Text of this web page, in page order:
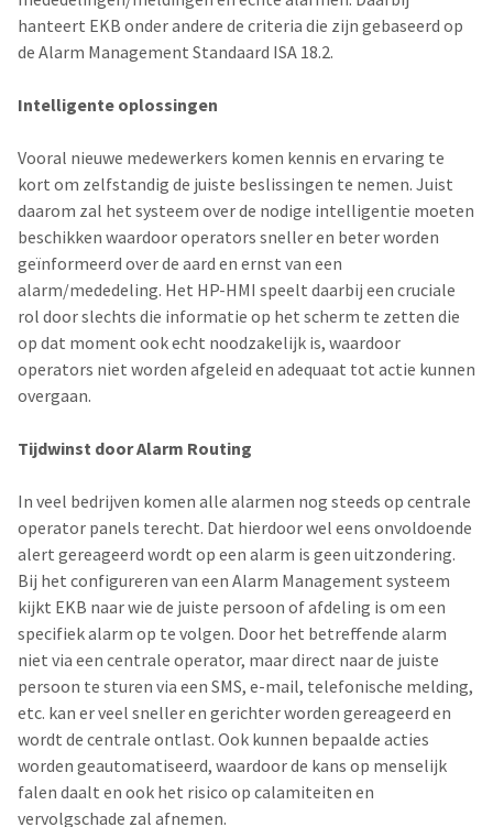
hanteert EKB onder andere de criteria die zijn gebaseerd op
de Alarm Management Standaard ISA 18.2.
Intelligente oplossingen
Vooral nieuwe medewerkers komen kennis en ervaring te
kort om zelfstandig de juiste beslissingen te nemen. Juist
daarom zal het systeem over de nodige intelligentie moeten
beschikken waardoor operators sneller en beter worden
geïnformeerd over de aard en ernst van een
alarm/mededeling. Het HP-HMI speelt daarbij een cruciale
rol door slechts die informatie op het scherm te zetten die
op dat moment ook echt noodzakelijk is, waardoor
operators niet worden afgeleid en adequaat tot actie kunnen
overgaan.
Tijdwinst door Alarm Routing
In veel bedrijven komen alle alarmen nog steeds op centrale
operator panels terecht. Dat hierdoor wel eens onvoldoende
alert gereageerd wordt op een alarm is geen uitzondering.
Bij het configureren van een Alarm Management systeem
kijkt EKB naar wie de juiste persoon of afdeling is om een
specifiek alarm op te volgen. Door het betreffende alarm
niet via een centrale operator, maar direct naar de juiste
persoon te sturen via een SMS, e-mail, telefonische melding,
etc. kan er veel sneller en gerichter worden gereageerd en
wordt de centrale ontlast. Ook kunnen bepaalde acties
worden geautomatiseerd, waardoor de kans op menselijk
falen daalt en ook het risico op calamiteiten en
vervolgschade zal afnemen.